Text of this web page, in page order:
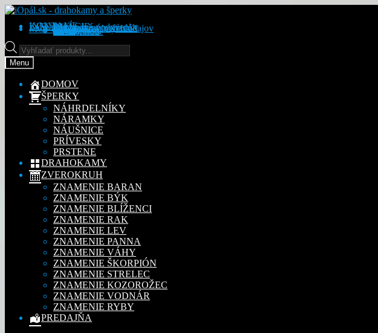
Preskočiť
navigáciu
Preskočiť
obsah
KONTAKT
INFORMÁCIE
Obchodné podmienky
Reklamačný poriadok
Ochrana osobných údajov
MÔJ ÚČETObjednávky
Adresy
Detaily účtu
Na stiahnutie
Products
search
Menu
DOMOV
ŠPERKY
NÁHRDELNÍKY
NÁRAMKY
NÁUŠNICE
PRÍVESKY
PRSTENE
DRAHOKAMY
ZVEROKRUH
ZNAMENIE BARAN
ZNAMENIE BÝK
ZNAMENIE BLÍŽENCI
ZNAMENIE RAK
ZNAMENIE LEV
ZNAMENIE PANNA
ZNAMENIE VÁHY
ZNAMENIE ŠKORPIÓN
ZNAMENIE STRELEC
ZNAMENIE KOZOROŽEC
ZNAMENIE VODNÁR
ZNAMENIE RYBY
PREDAJŇA